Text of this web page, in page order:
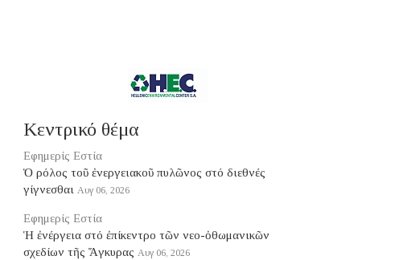
Κεντρικό θέμα
Εφημερίς Εστία
Ὁ ρόλος τοῦ ἐνεργειακοῦ πυλῶνος στό διεθνές
γίγνεσθαι Αυγ 06, 2026
Εφημερίς Εστία
Ἡ ἐνέργεια στό ἐπίκεντρο τῶν νεο-ὀθωμανικῶν
σχεδίων τῆς Ἄγκυρας Αυγ 06, 2026